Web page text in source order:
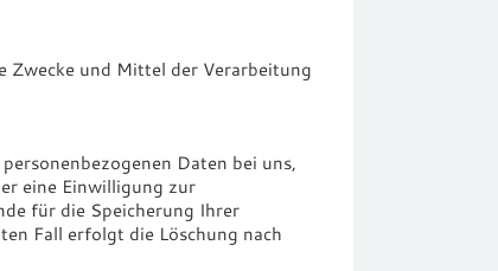
Zwecke und Mittel der Verarbeitung
Daten bei uns,
eine Einwilligung zur
für die Speicherung Ihrer
Fall erfolgt die Löschung nach